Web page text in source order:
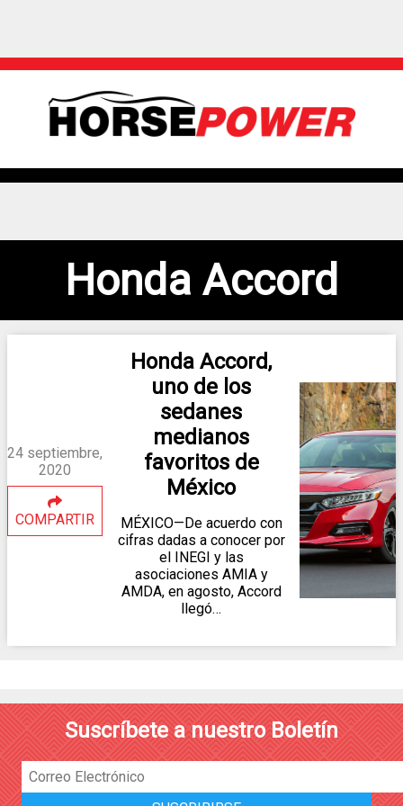
Honda Accord
24 septiembre,
2020
COMPARTIR
Honda Accord,
uno de los
sedanes
medianos
favoritos de
México
MÉXICO—De acuerdo con
cifras dadas a conocer por
el INEGI y las
asociaciones AMIA y
AMDA, en agosto, Accord
llegó…
Suscríbete a nuestro Boletín